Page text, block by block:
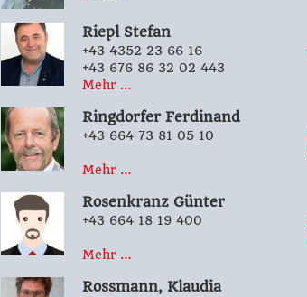
Riepl Stefan
+43 4352 23 66 16
+43 676 86 32 02 443
Mehr …
Ringdorfer Ferdinand
+43 664 73 81 05 10
Mehr …
Rosenkranz Günter
+43 664 18 19 400
Mehr …
Rossmann, Klaudia